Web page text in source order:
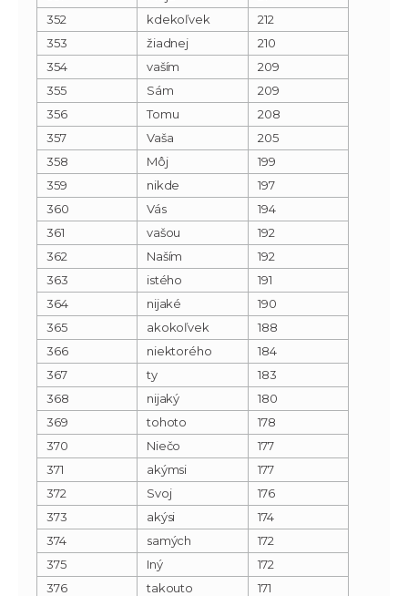
352
kdekoľvek
212
353
žiadnej
210
354
vaším
209
355
Sám
209
356
Tomu
208
357
Vaša
205
358
Môj
199
359
nikde
197
360
Vás
194
361
vašou
192
362
Naším
192
363
istého
191
364
nijaké
190
365
akokoľvek
188
366
niektorého
184
367
ty
183
368
nijaký
180
369
tohoto
178
370
Niečo
177
371
akýmsi
177
372
Svoj
176
373
akýsi
174
374
samých
172
375
Iný
172
376
takouto
171